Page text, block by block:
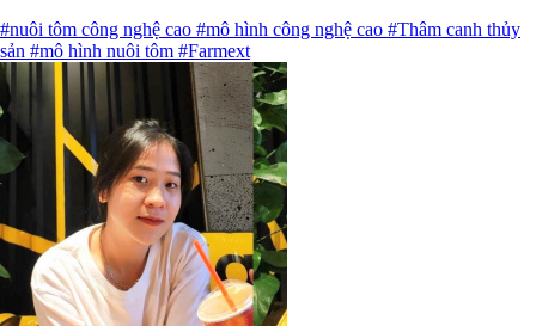
#nuôi tôm công nghệ cao #mô hình công nghệ cao #Thâm canh thủy
sản #mô hình nuôi tôm #Farmext